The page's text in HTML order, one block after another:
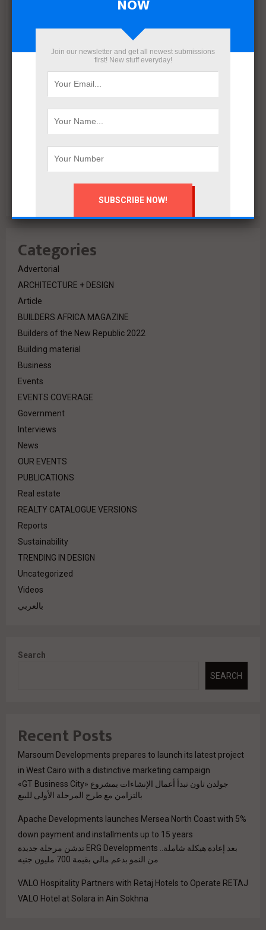
October 2021
August 2020
February 2020
July 2018
June 2018
Categories
Advertorial
ARCHITECTURE + DESIGN
Article
BUILDERS AFRICA MAGAZINE
Builders of the New Republic 2022
Building material
Business
Events
EVENTS COVERAGE
Government
Interviews
News
OUR EVENTS
PUBLICATIONS
Real estate
REALTY CATALOGUE VERSIONS
Reports
Sustainability
TRENDING IN DESIGN
Uncategorized
Videos
بالعربي
Search
SEARCH
Recent Posts
Marsoum Developments prepares to launch its latest project
in West Cairo with a distinctive marketing campaign
جولدن تاون تبدأ أعمال الإنشاءات بمشروع «GT Business City»
بالتزامن مع طرح المرحلة الأولى للبيع
Apache Developments launches Mersea North Coast with 5%
down payment and installments up to 15 years
بعد إعادة هيكلة شاملة.. ERG Developments تدشن مرحلة جديدة
من النمو بدعم مالي بقيمة 700 مليون جنيه
VALO Hospitality Partners with Retaj Hotels to Operate RETAJ
VALO Hotel at Solara in Ain Sokhna
NOW
Join our newsletter and get all newest submissions
first! New stuff everyday!